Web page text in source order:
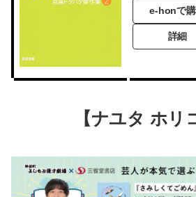
e-honで
詳細
【ナユタ ホリ